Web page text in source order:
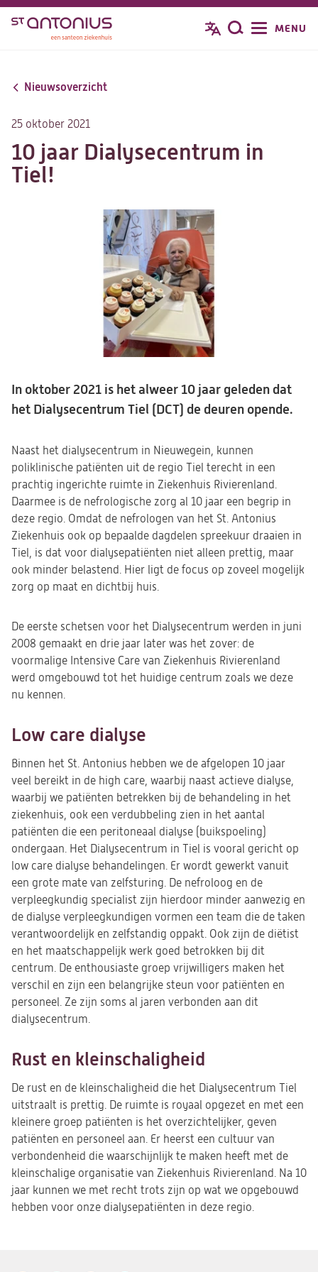
Overslaan
inhoud
Zoeken
MENU
Nieuwsoverzicht
25 oktober 2021
10 jaar Dialysecentrum in
Tiel!
In oktober 2021 is het alweer 10 jaar geleden dat
het Dialysecentrum Tiel (DCT) de deuren opende.
Naast het dialysecentrum in Nieuwegein, kunnen
poliklinische patiënten uit de regio Tiel terecht in een
prachtig ingerichte ruimte in Ziekenhuis Rivierenland.
Daarmee is de nefrologische zorg al 10 jaar een begrip in
deze regio. Omdat de nefrologen van het St. Antonius
Ziekenhuis ook op bepaalde dagdelen spreekuur draaien in
Tiel, is dat voor dialysepatiënten niet alleen prettig, maar
ook minder belastend. Hier ligt de focus op zoveel mogelijk
zorg op maat en dichtbij huis.
De eerste schetsen voor het Dialysecentrum werden in juni
2008 gemaakt en drie jaar later was het zover: de
voormalige Intensive Care van Ziekenhuis Rivierenland
werd omgebouwd tot het huidige centrum zoals we deze
nu kennen.
Low care dialyse
Binnen het St. Antonius hebben we de afgelopen 10 jaar
veel bereikt in de high care, waarbij naast actieve dialyse,
waarbij we patiënten betrekken bij de behandeling in het
ziekenhuis, ook een verdubbeling zien in het aantal
patiënten die een peritoneaal dialyse (buikspoeling)
ondergaan. Het Dialysecentrum in Tiel is vooral gericht op
low care dialyse behandelingen. Er wordt gewerkt vanuit
een grote mate van zelfsturing. De nefroloog en de
verpleegkundig specialist zijn hierdoor minder aanwezig en
de dialyse verpleegkundigen vormen een team die de taken
verantwoordelijk en zelfstandig oppakt. Ook zijn de diëtist
en het maatschappelijk werk goed betrokken bij dit
centrum. De enthousiaste groep vrijwilligers maken het
verschil en zijn een belangrijke steun voor patiënten en
personeel. Ze zijn soms al jaren verbonden aan dit
dialysecentrum.
Rust en kleinschaligheid
De rust en de kleinschaligheid die het Dialysecentrum Tiel
uitstraalt is prettig. De ruimte is royaal opgezet en met een
kleinere groep patiënten is het overzichtelijker, geven
patiënten en personeel aan. Er heerst een cultuur van
verbondenheid die waarschijnlijk te maken heeft met de
kleinschalige organisatie van Ziekenhuis Rivierenland. Na 10
jaar kunnen we met recht trots zijn op wat we opgebouwd
hebben voor onze dialysepatiënten in deze regio.